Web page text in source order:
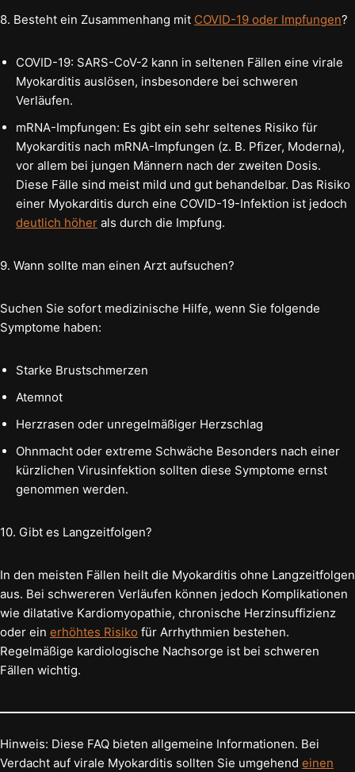
8. Besteht ein Zusammenhang mit COVID-19 oder Impfungen?
COVID-19: SARS-CoV-2 kann in seltenen Fällen eine virale
Myokarditis auslösen, insbesondere bei schweren
Verläufen.
mRNA-Impfungen: Es gibt ein sehr seltenes Risiko für
Myokarditis nach mRNA-Impfungen (z. B. Pfizer, Moderna),
vor allem bei jungen Männern nach der zweiten Dosis.
Diese Fälle sind meist mild und gut behandelbar. Das Risiko
einer Myokarditis durch eine COVID-19-Infektion ist jedoch
deutlich höher als durch die Impfung.
9. Wann sollte man einen Arzt aufsuchen?
Suchen Sie sofort medizinische Hilfe, wenn Sie folgende
Symptome haben:
Starke Brustschmerzen
Atemnot
Herzrasen oder unregelmäßiger Herzschlag
Ohnmacht oder extreme Schwäche Besonders nach einer
kürzlichen Virusinfektion sollten diese Symptome ernst
genommen werden.
10. Gibt es Langzeitfolgen?
In den meisten Fällen heilt die Myokarditis ohne Langzeitfolgen
aus. Bei schwereren Verläufen können jedoch Komplikationen
wie dilatative Kardiomyopathie, chronische Herzinsuffizienz
oder ein erhöhtes Risiko für Arrhythmien bestehen.
Regelmäßige kardiologische Nachsorge ist bei schweren
Fällen wichtig.
Hinweis: Diese FAQ bieten allgemeine Informationen. Bei
Verdacht auf virale Myokarditis sollten Sie umgehend einen